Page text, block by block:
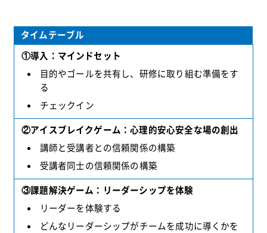
タイムテーブル
①導入：マインドセット
目的やゴールを共有し、研修に取り組む準備をす
る
チェックイン
②アイスブレイクゲーム：心理的安心安全な場の創出
講師と受講者との信頼関係の構築
受講者同士の信頼関係の構築
③課題解決ゲーム：リーダーシップを体験
リーダーを体験する
どんなリーダーシップがチームを成功に導くかを